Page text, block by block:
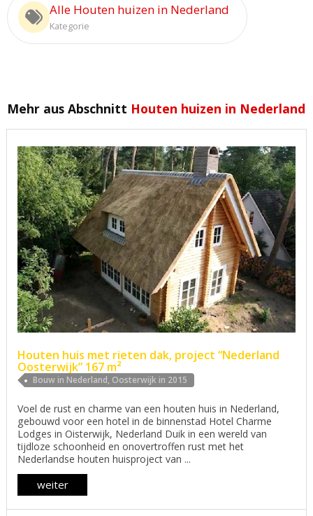
Alle Houten huizen in Nederland
Kategorie
Mehr aus Abschnitt Houten huizen in Nederland
Houten huis met rieten dak, project “Nederland
Oosterwijk” 167 m²
Bouw in Nederland, Oosterwijk in 2015
Voel de rust en charme van een houten huis in Nederland,
gebouwd voor een hotel in de binnenstad Hotel Charme
Lodges in Oisterwijk, Nederland Duik in een wereld van
tijdloze schoonheid en onovertroffen rust met het
Nederlandse houten huisproject van ...
weiter